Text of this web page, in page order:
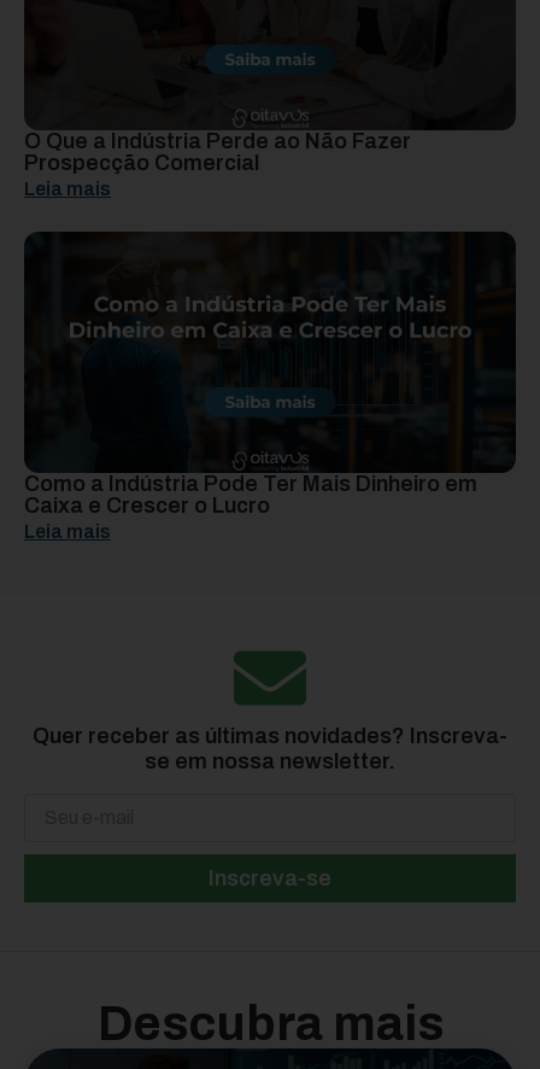
O Que a Indústria Perde ao Não Fazer
Prospecção Comercial
Leia mais
Como a Indústria Pode Ter Mais Dinheiro em
Caixa e Crescer o Lucro
Leia mais
Quer receber as últimas novidades? Inscreva-
se em nossa newsletter.
Inscreva-se
Descubra mais